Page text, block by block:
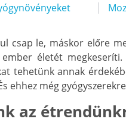
csap le, máskor előre
életét
tehetünk annak
ehhez még
az